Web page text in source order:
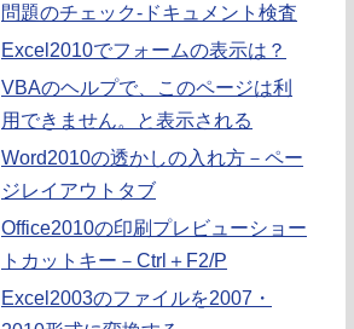
問題のチェック-ドキュメント検査
Excel2010でフォームの表示は？
VBAのヘルプで、このページは利
用できません。と表示される
Word2010の透かしの入れ方－ペー
ジレイアウトタブ
Office2010の印刷プレビューショー
トカットキー－Ctrl＋F2/P
Excel2003のファイルを2007・